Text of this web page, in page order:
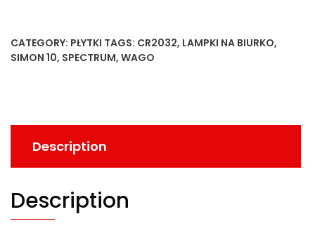
CATEGORY: PŁYTKI TAGS: CR2032, LAMPKI NA BIURKO,
SIMON 10, SPECTRUM, WAGO
Description
Description